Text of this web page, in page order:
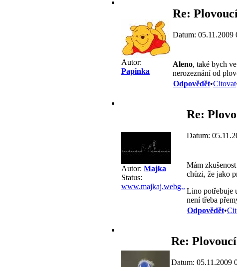
Autor:
Papinka
Re:
Datum: 05.11.2009
Aleno, také bych
nerozeznání od
Odpovědět•Citovat
Autor: Majka
Status:
www.majkaj.webg..
Re:
Datum:
Mám
chůzi, že jako
Lino potřebuje
není třeba
Odpovědět•
Re:
Datum: 05.11.2009